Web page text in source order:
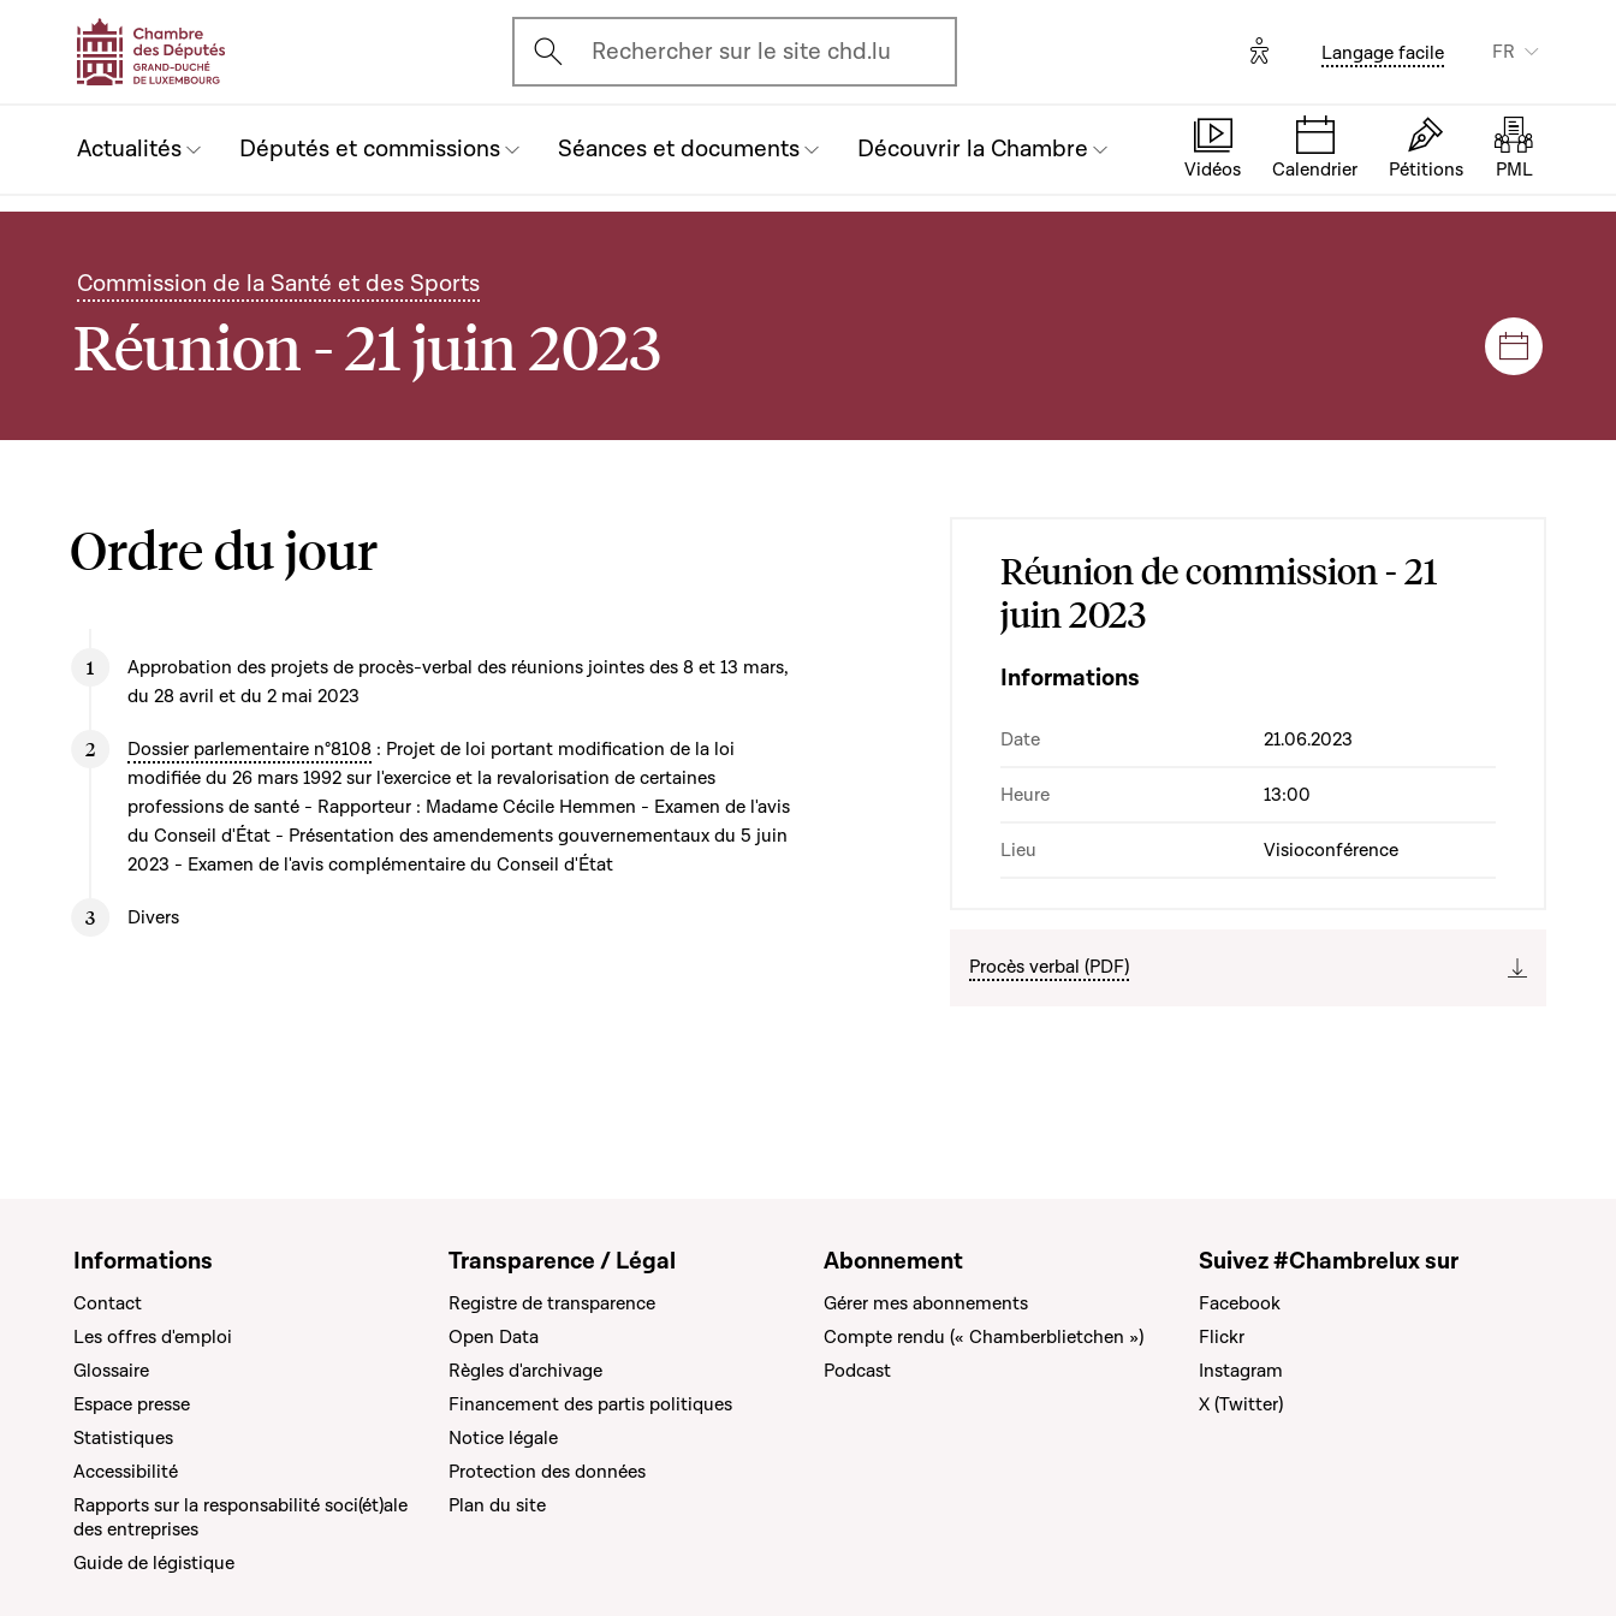
Ouvrir l'écran de recherche
Rechercher sur le site chd.lu Options d'accessibilité
Langage facile FR
Actualités Députés et commissions Séances et documents Découvrir la Chambre
Vidéos Calendrier Pétitions PML
Commission de la Santé et des Sports
Réunion - 21 juin 2023 Séances
Ordre du jour
Approbation des projets de procès-verbal des réunions jointes des 8 et 13 mars,
du 28 avril et du 2 mai 2023
Dossier parlementaire n°8108 : Projet de loi portant modification de la loi
modifiée du 26 mars 1992 sur l'exercice et la revalorisation de certaines
professions de santé - Rapporteur : Madame Cécile Hemmen - Examen de l'avis
du Conseil d'État - Présentation des amendements gouvernementaux du 5 juin
2023 - Examen de l'avis complémentaire du Conseil d'État
Divers
Réunion de commission - 21
juin 2023
Informations
Date 21.06.2023
Heure 13:00
Lieu Visioconférence
Procès verbal (PDF)
Informations
Contact
Les offres d'emploi
Glossaire
Espace presse
Statistiques
Accessibilité
Rapports sur la responsabilité soci(ét)ale
des entreprises
Guide de légistique
Transparence / Légal
Registre de transparence
Open Data
Règles d'archivage
Financement des partis politiques
Notice légale
Protection des données
Plan du site
Abonnement
Gérer mes abonnements
Compte rendu (« Chamberblietchen »)
Podcast
Suivez #Chambrelux sur
Facebook
Flickr
Instagram
X (Twitter)